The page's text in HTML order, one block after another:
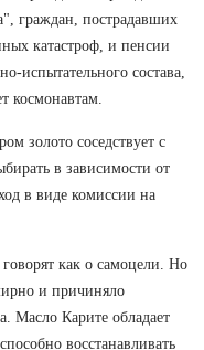
граждан, пострадавших
катастроф, и пенсии
испытательного состава,
космонавтам.
золото соседствует с
в зависимости от
в виде комиссии на
как о самоцели. Но
и причиняло
Масло Карите обладает
восстанавливать